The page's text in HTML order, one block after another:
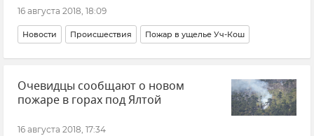
16 августа 2018, 18:09
Новости Происшествия Пожар в ущелье Уч-Кош
Очевидцы сообщают о новом
пожаре в горах под Ялтой
16 августа 2018, 17:34